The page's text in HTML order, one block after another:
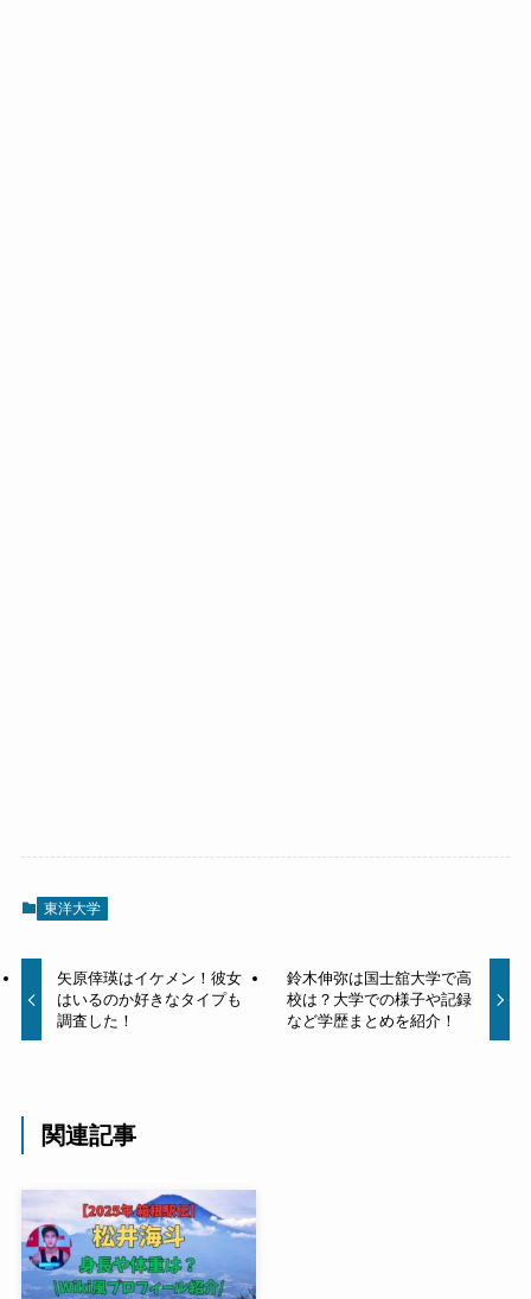
東洋大学
矢原倖瑛はイケメン！彼女
はいるのか好きなタイプも
調査した！
鈴木伸弥は国士舘大学で高
校は？大学での様子や記録
など学歴まとめを紹介！
関連記事